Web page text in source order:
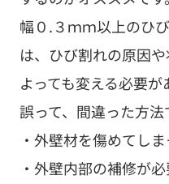
幅０.３ｍｍ以上のひ
は、ひび割れの原因
よっても変える必要
誤って、間違った方法
・外壁材を傷めてしま
・外壁内部の補修が